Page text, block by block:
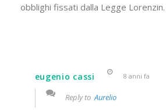
obblighi fissati dalla Legge Lorenzin.
eugenio cassi 8 anni fa
Reply toAurelio